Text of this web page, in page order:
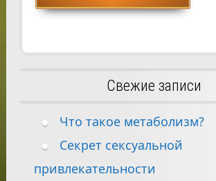
Свежие записи
Что такое метаболизм?
Секрет сексуальной
привлекательности